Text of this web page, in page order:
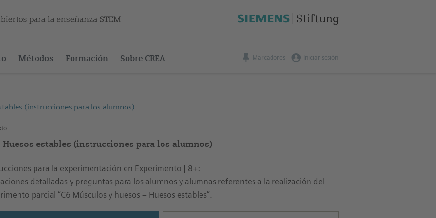
Métodos Formación Sobre CREA Marcadores Iniciar sesión
(instrucciones para los alumnos)
Huesos estables (instrucciones para los alumnos)
para la experimentación en Experimento | 8+:
detalladas y preguntas para los alumnos y alumnas referentes a la realización del
parcial “C6 Músculos y huesos – Huesos estables”.